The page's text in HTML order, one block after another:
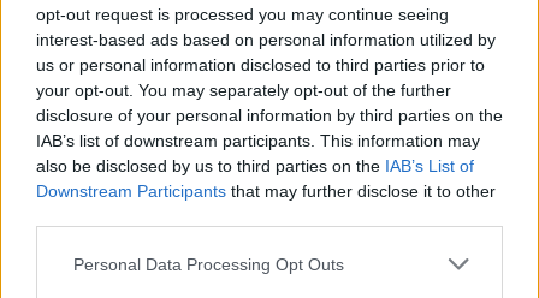
opt-out request is processed you may continue seeing
interest-based ads based on personal information utilized by
us or personal information disclosed to third parties prior to
your opt-out. You may separately opt-out of the further
disclosure of your personal information by third parties on the
IAB’s list of downstream participants. This information may
also be disclosed by us to third parties on the IAB’s List of
Downstream Participants that may further disclose it to other
Please note that this website/app uses one or more Google
Personal Data Processing Opt Outs
A mexikói aszfaltcsík rendkívül nagy kihívás elé
állítja a versenyzőket, ugyanis a pálya 2200
méterrel a tengerszint felett helyezkedik el. Ez
nem csak a versenyzőknek lesz nagy kihívás,
hanem az erőforrásoknak is.